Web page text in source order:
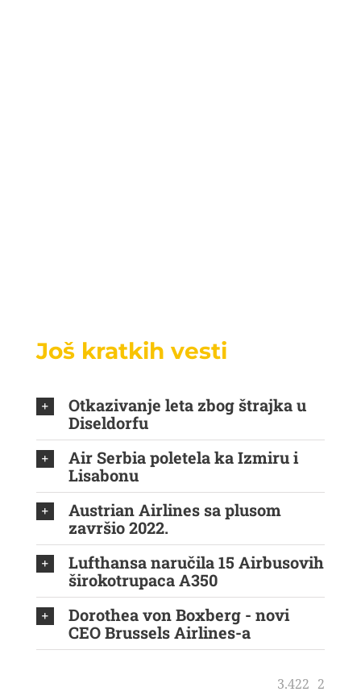
Još kratkih vesti
Otkazivanje leta zbog štrajka u
Diseldorfu
Air Serbia poletela ka Izmiru i
Lisabonu
Austrian Airlines sa plusom
završio 2022.
Lufthansa naručila 15 Airbusovih
širokotrupaca A350
Dorothea von Boxberg - novi
CEO Brussels Airlines-a
3.422 2